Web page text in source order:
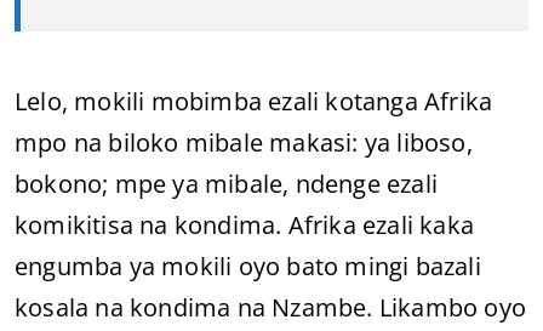
Lelo, mokili mobimba ezali kotanga Afrika
mpo na biloko mibale makasi: ya liboso,
bokono; mpe ya mibale, ndenge ezali
komikitisa na kondima. Afrika ezali kaka
engumba ya mokili oyo bato mingi bazali
kosala na kondima na Nzambe. Likambo oyo